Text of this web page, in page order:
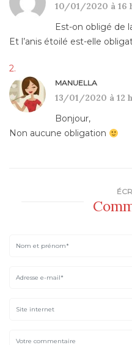
10/01/2020 à 16
Est-on obligé de
Et l’anis étoilé est-elle
MANUELLA
13/01/2020 à 12
Bonjour,
Non aucune obligation